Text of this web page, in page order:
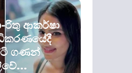
රිතු ආකර්ෂා
ගණන්